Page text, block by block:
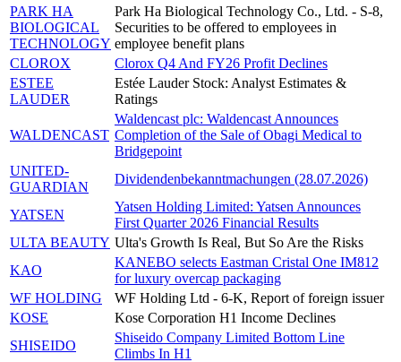
PARK HA
BIOLOGICAL
TECHNOLOGY
Park Ha Biological Technology Co., Ltd. - S-8,
Securities to be offered to employees in
employee benefit plans
CLOROX
Clorox Q4 And FY26 Profit Declines
ESTEE
LAUDER
Estée Lauder Stock: Analyst Estimates &
Ratings
WALDENCAST
Waldencast plc: Waldencast Announces
Completion of the Sale of Obagi Medical to
Bridgepoint
UNITED-
GUARDIAN
Dividendenbekanntmachungen (28.07.2026)
YATSEN
Yatsen Holding Limited: Yatsen Announces
First Quarter 2026 Financial Results
ULTA BEAUTY Ulta's Growth Is Real, But So Are the Risks
KAO
KANEBO selects Eastman Cristal One IM812
for luxury overcap packaging
WF HOLDING
WF Holding Ltd - 6-K, Report of foreign issuer
KOSE
Kose Corporation H1 Income Declines
SHISEIDO
Shiseido Company Limited Bottom Line
Climbs In H1